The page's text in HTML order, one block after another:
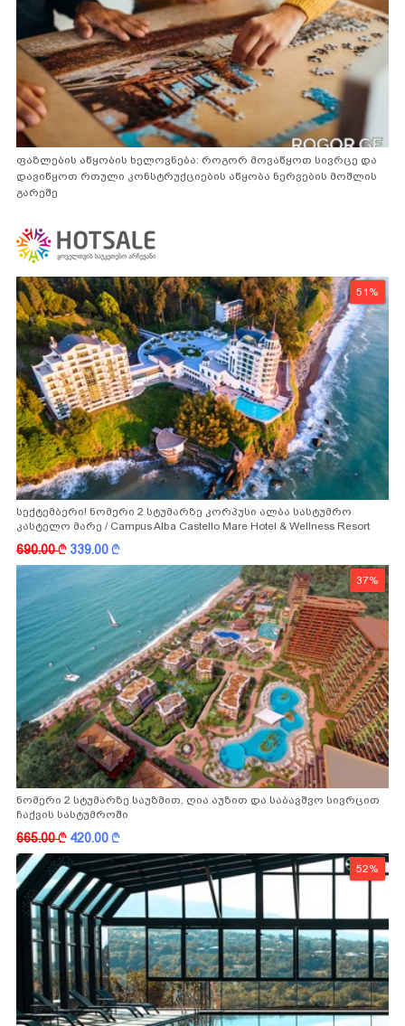
ფაზლების აწყობის ხელოვნება: როგორ მოვაწყოთ სივრცე და
დავიწყოთ რთული კონსტრუქციების აწყობა ნერვების მოშლის
გარეშე
51%
სექტემბერი! ნომერი 2 სტუმარზე კორპუსი ალბა სასტუმრო
კასტელო მარე / Campus Alba Castello Mare Hotel & Wellness Resort
690.00k 339.00k
37%
ნომერი 2 სტუმარზე საუზმით, ღია აუზით და საბავშვო სივრცით
ჩაქვის სასტუმროში
665.00k 420.00k
52%